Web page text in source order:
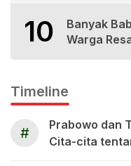
10
Banyak
Warga
Timeline
#
Prabowo dan
Cita-cita